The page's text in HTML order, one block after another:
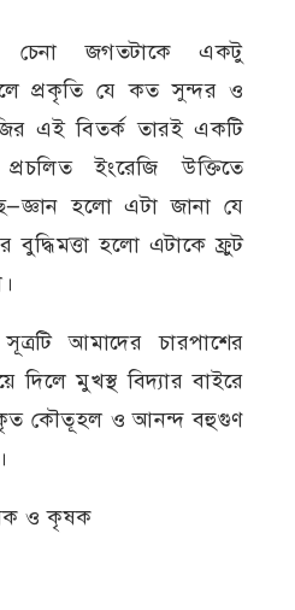
চেনা জগতটাকে একটু
প্রকৃতি যে কত সুন্দর ও
এই বিতর্ক তারই একটি
ইংরেজি উক্তিতে
হলো এটা জানা যে
হলো এটাকে ফ্রুট
আমাদের চারপাশের
দিলে মুখস্থ বিদ্যার বাইরে
কৌতূহল ও আনন্দ বহুগুণ
ও কৃষক